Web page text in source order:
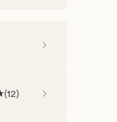
(12)